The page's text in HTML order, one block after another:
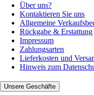
Über uns?
Kontaktieren Sie uns
Allgemeine
Rückgabe & Erstattung
Impressum
Zahlungsarten
Lieferkosten und
Hinweis zum
Unsere Geschäfte